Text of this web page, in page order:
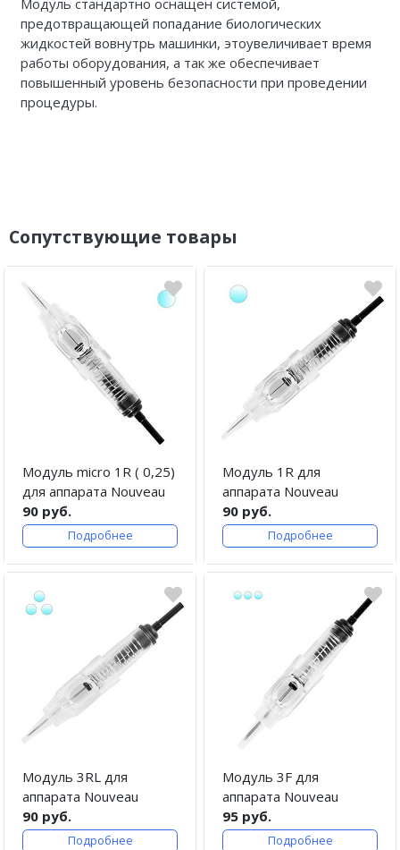
предотвращающей попадание биологических
жидкостей вовнутрь машинки, этоувеличивает время
работы оборудования, а так же обеспечивает
повышенный уровень безопасности при проведении
процедуры.
Сопутствующие товары
Модуль micro 1R ( 0,25)
для аппарата Nouveau
90 руб.
Подробнее
Модуль 1R для
аппарата Nouveau
90 руб.
Подробнее
Модуль 3RL для
аппарата Nouveau
90 руб.
Подробнее
Модуль 3F для
аппарата Nouveau
95 руб.
Подробнее